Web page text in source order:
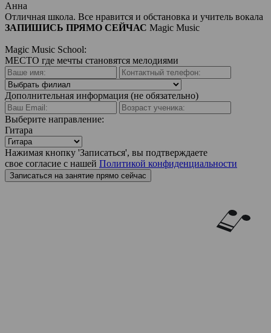
Анна
Отличная школа. Все нравится и обстановка и учитель вокала
ЗАПИШИСЬ ПРЯМО СЕЙЧАС Magic Music
Magic Music School:
МЕСТО где мечты становятся мелодиями
Дополнительная информация (не обязательно)
Выберите направление:
Гитара
Нажимая кнопку 'Записаться', вы подтверждаете
свое согласие с нашей Политикой конфиденциальности
Записаться на занятие прямо сейчас